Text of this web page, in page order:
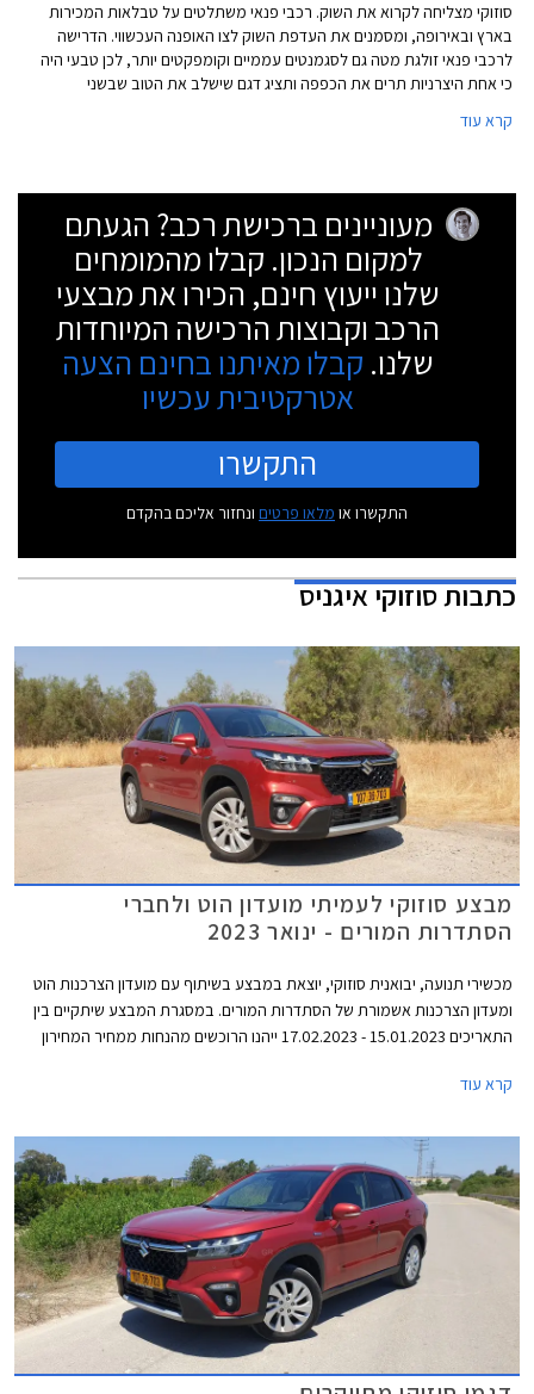
סוזוקי מצליחה לקרוא את השוק. רכבי פנאי משתלטים על טבלאות המכירות
בארץ ובאירופה, ומסמנים את העדפת השוק לצו האופנה העכשווי. הדרישה
לרכבי פנאי זולגת מטה גם לסגמנטים עממיים וקומפקטים יותר, לכן טבעי היה
כי אחת היצרניות תרים את הכפפה ותציג דגם שישלב את הטוב שבשני
הקומפקטי עם דגמים כגון הג'ימיני וניסיון מוכח עם דגמי מיני כגון האלטו אשר
קרא עוד
מעוניינים ברכישת רכב? הגעתם
למקום הנכון. קבלו מהמומחים
שלנו ייעוץ חינם, הכירו את מבצעי
הרכב וקבוצות הרכישה המיוחדות
שלנו. קבלו מאיתנו בחינם הצעה
אטרקטיבית עכשיו
התקשרו
התקשרו או מלאו פרטים ונחזור אליכם בהקדם
כתבותסוזוקי איגניס
מבצע סוזוקי לעמיתי מועדון הוט ולחברי
הסתדרות המורים - ינואר 2023
מכשירי תנועה, יבואנית סוזוקי, יוצאת במבצע בשיתוף עם מועדון הצרכנות הוט
ומעדון הצרכנות אשמורת של הסתדרות המורים. במסגרת המבצע שיתקיים בין
התאריכים 15.01.2023 - 17.02.2023 ייהנו הרוכשים מהנחות ממחיר המחירון
באמצעות החברת הליסינג כספא מבית מכשירי תנועה, עם אופציה לחבילת
קרא עוד